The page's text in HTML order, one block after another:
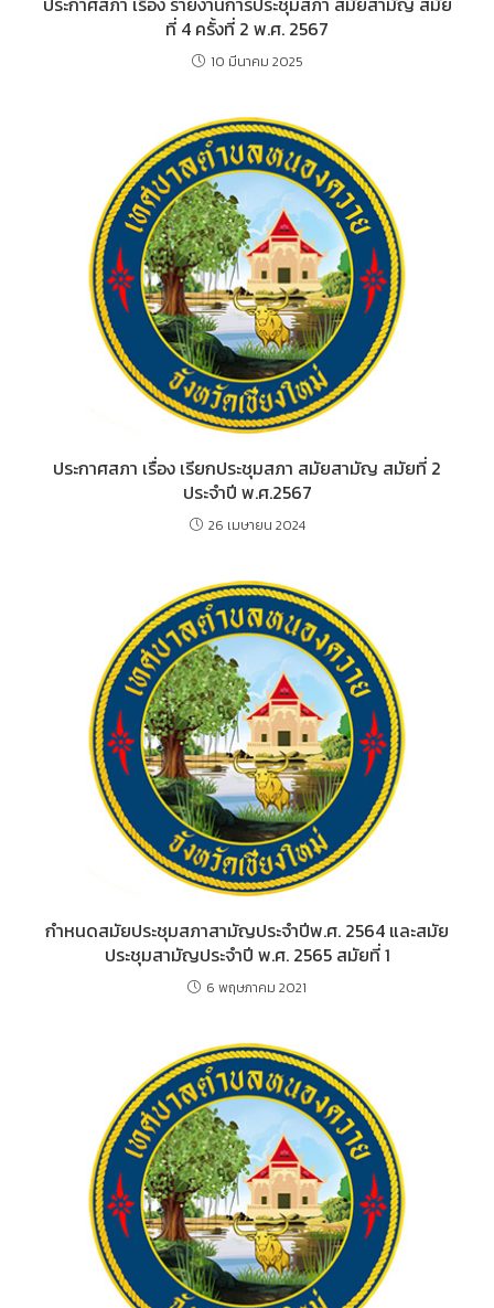
ที่ 4 ครั้งที่ 2 พ.ศ. 2567
10 มีนาคม 2025
ประกาศสภา เรื่อง เรียกประชุมสภา สมัยสามัญ สมัยที่ 2
ประจำปี พ.ศ.2567
26 เมษายน 2024
กำหนดสมัยประชุมสภาสามัญประจำปีพ.ศ. 2564 และสมัย
ประชุมสามัญประจำปี พ.ศ. 2565 สมัยที่ 1
6 พฤษภาคม 2021